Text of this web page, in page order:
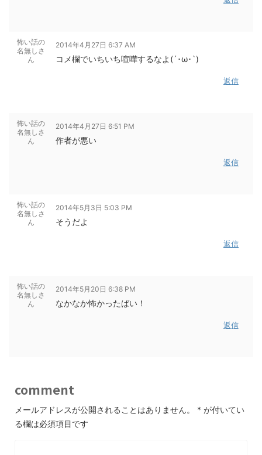
怖い話の
名無しさ
ん
2014年4月27日 6:37 AM
コメ欄でいちいち喧嘩するなよ(´･ω･`)
返信
怖い話の
名無しさ
ん
2014年4月27日 6:51 PM
作者が悪い
返信
怖い話の
名無しさ
ん
2014年5月3日 5:03 PM
そうだよ
返信
怖い話の
名無しさ
ん
2014年5月20日 6:38 PM
なかなか怖かったばい！
返信
comment
メールアドレスが公開されることはありません。 * が付いてい
る欄は必須項目です